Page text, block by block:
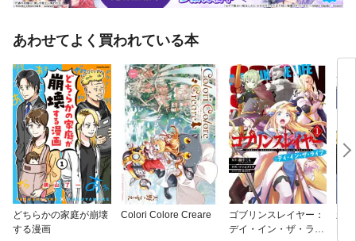
あわせてよく買われている本
どちらかの家庭が崩壊
する漫画
Colori Colore Creare
ゴブリンスレイヤー：
デイ・イン・ザ・ライ
新